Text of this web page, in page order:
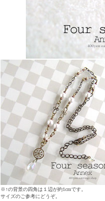
※↑の背景の四角は１辺が約1cmです。
サイズのご参考にどうぞ。